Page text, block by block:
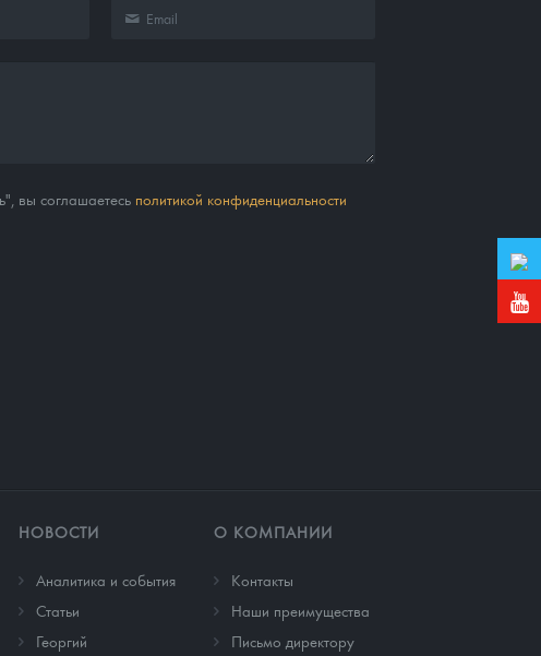
вы соглашаетесь политикой конфиденциальности
НОВОСТИ
Аналитика и события
Cтатьи
Георгий
О КОМПАНИИ
Контакты
Наши преимущества
Письмо директору